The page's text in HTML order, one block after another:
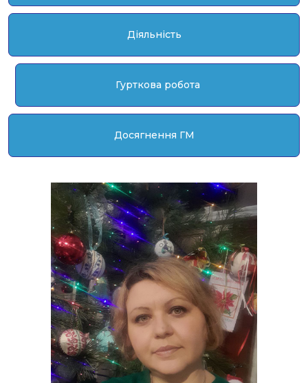
Діяльність
Гурткова робота
Досягнення ГМ